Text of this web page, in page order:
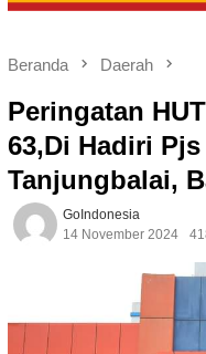
Beranda Daerah
Peringatan
63,Di Hadiri
Tanjungbalai,
GoIndonesia
14 November 2024